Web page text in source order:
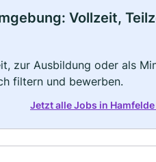
Vollzeit,
zur Ausbildung oder als
filtern und bewerben.
Jetzt alle Jobs in